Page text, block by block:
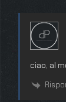
ciao, al